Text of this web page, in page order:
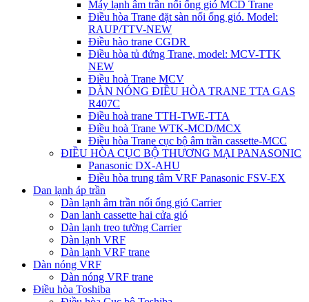
Máy lạnh âm trần nối ống gió MCD Trane
Điều hòa Trane đặt sàn nối ống gió. Model:
RAUP/TTV-NEW
Điều hào trane CGDR
Điều hòa tủ đứng Trane, model: MCV-TTK
NEW
Điều hoà Trane MCV
DÀN NÓNG ĐIỀU HÒA TRANE TTA GAS
R407C
Điều hoà trane TTH-TWE-TTA
Điều hoà Trane WTK-MCD/MCX
Điều hòa Trane cục bộ âm trần cassette-MCC
ĐIỀU HÒA CỤC BỘ THƯƠNG MẠI PANASONIC
Panasonic DX-AHU
Điều hòa trung tâm VRF Panasonic FSV-EX
Dan lạnh áp trần
Dàn lạnh âm trần nối ống gió Carrier
Dan lanh cassette hai cửa gió
Dàn lạnh treo tường Carrier
Dàn lạnh VRF
Dàn lạnh VRF trane
Dàn nóng VRF
Dàn nóng VRF trane
Điều hòa Toshiba